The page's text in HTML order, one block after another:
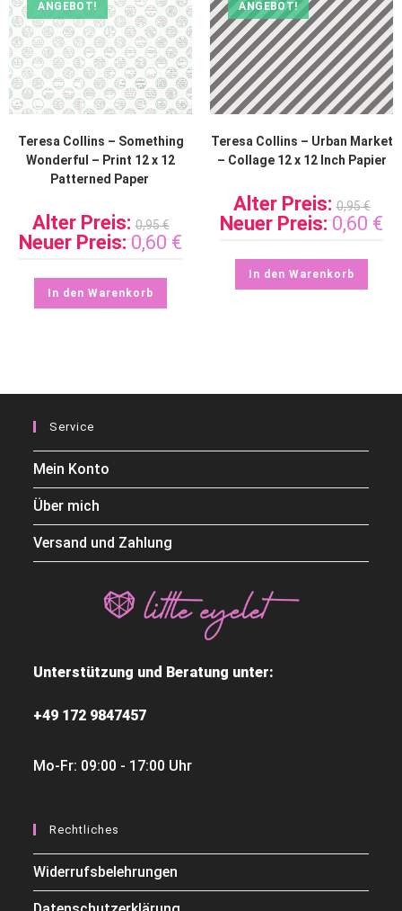
ANGEBOT!
Teresa Collins – Something
Wonderful – Print 12 x 12
Patterned Paper
Alter Preis: 0,95€
Neuer Preis: 0,60 €
In den Warenkorb
ANGEBOT!
Teresa Collins – Urban Market
– Collage 12 x 12 Inch Papier
Alter Preis: 0,95€
Neuer Preis: 0,60 €
In den Warenkorb
Service
Mein Konto
Über mich
Versand und Zahlung
Unterstützung und Beratung unter:
+49 172 9847457
Mo-Fr: 09:00 - 17:00 Uhr
Rechtliches
Widerrufsbelehrungen